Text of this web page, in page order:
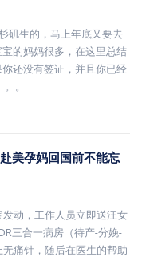
矶生的，马上年底又要去
的妈妈很多，在这里总结
还没有签证，并且你已经
。
美孕妈回国前不能忘
动，工作人员立即送汪女
三合一病房（待产-分娩-
痛针，随后在医生的帮助